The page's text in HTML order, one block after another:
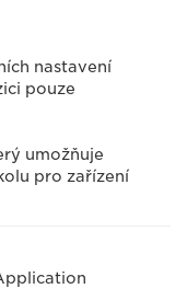
nastavení
pouze
umožňuje
pro zařízení